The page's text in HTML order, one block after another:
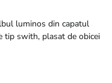
luminos din capatul
tip swith, plasat de obicei